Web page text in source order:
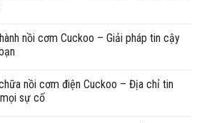
nồi cơm Cuckoo – Giải pháp tin cậy
nồi cơm điện Cuckoo – Địa chỉ tin
sự cố